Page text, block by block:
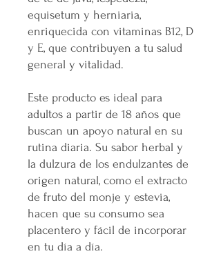
equisetum y herniaria,
enriquecida con vitaminas B12, D
y E, que contribuyen a tu salud
general y vitalidad.
Este producto es ideal para
adultos a partir de 18 años que
buscan un apoyo natural en su
rutina diaria. Su sabor herbal y
la dulzura de los endulzantes de
origen natural, como el extracto
de fruto del monje y estevia,
hacen que su consumo sea
placentero y fácil de incorporar
en tu día a día.